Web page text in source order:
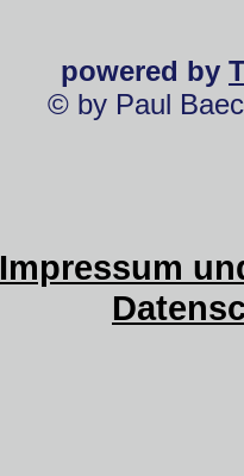
powered by
© by Paul
Impressum